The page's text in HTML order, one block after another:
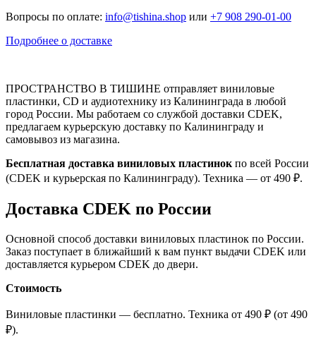
Вопросы по оплате: info@tishina.shop или +7 908 290-01-00
Подробнее о доставке
ПРОСТРАНСТВО В ТИШИНЕ отправляет виниловые
пластинки, CD и аудиотехнику из Калининграда в любой
город России. Мы работаем со службой доставки CDEK,
предлагаем курьерскую доставку по Калининграду и
самовывоз из магазина.
Бесплатная доставка виниловых пластинок по всей России
(CDEK и курьерская по Калининграду). Техника — от 490 ₽.
Доставка CDEK по России
Основной способ доставки виниловых пластинок по России.
Заказ поступает в ближайший к вам пункт выдачи CDEK или
доставляется курьером CDEK до двери.
Стоимость
Виниловые пластинки — бесплатно. Техника от 490 ₽ (от 490
₽).